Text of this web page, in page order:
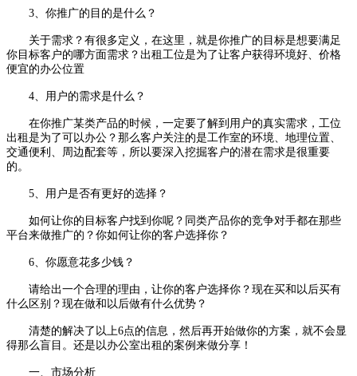
3、你推广的目的是什么？
关于需求？有很多定义，在这里，就是你推广的目标是想要满足
你目标客户的哪方面需求？出租工位是为了让客户获得环境好、价格
便宜的办公位置
4、用户的需求是什么？
在你推广某类产品的时候，一定要了解到用户的真实需求，工位
出租是为了可以办公？那么客户关注的是工作室的环境、地理位置、
交通便利、周边配套等，所以要深入挖掘客户的潜在需求是很重要
的。
5、用户是否有更好的选择？
如何让你的目标客户找到你呢？同类产品你的竞争对手都在那些
平台来做推广的？你如何让你的客户选择你？
6、你愿意花多少钱？
请给出一个合理的理由，让你的客户选择你？现在买和以后买有
什么区别？现在做和以后做有什么优势？
清楚的解决了以上6点的信息，然后再开始做你的方案，就不会显
得那么盲目。还是以办公室出租的案例来做分享！
一、市场分析